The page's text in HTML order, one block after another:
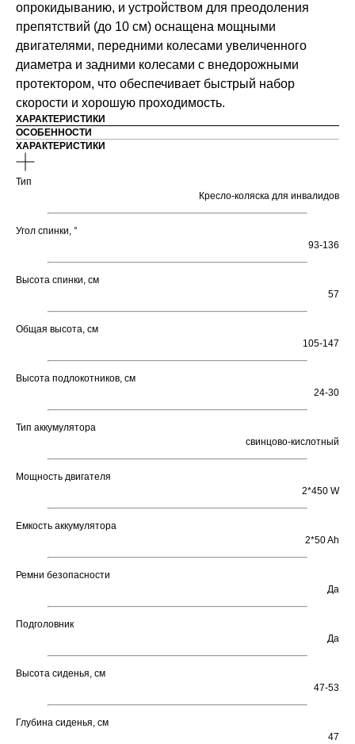
опрокидыванию, и устройством для преодоления
препятствий (до 10 см) оснащена мощными
двигателями, передними колесами увеличенного
диаметра и задними колесами с внедорожными
протектором, что обеспечивает быстрый набор
скорости и хорошую проходимость.
ХАРАКТЕРИСТИКИ
ОСОБЕННОСТИ
ХАРАКТЕРИСТИКИ
Тип
Кресло-коляска для инвалидов
Угол спинки, °
93-136
Высота спинки, см
57
Общая высота, см
105-147
Высота подлокотников, см
24-30
Тип аккумулятора
свинцово-кислотный
Мощность двигателя
2*450 W
Емкость аккумулятора
2*50 Ah
Ремни безопасности
Да
Подголовник
Да
Высота сиденья, см
47-53
Глубина сиденья, см
47